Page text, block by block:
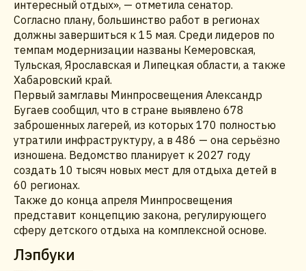
интересный отдых», — отметила сенатор.
Согласно плану, большинство работ в регионах
должны завершиться к 15 мая. Среди лидеров по
темпам модернизации названы Кемеровская,
Тульская, Ярославская и Липецкая области, а также
Хабаровский край.
Первый замглавы Минпросвещения Александр
Бугаев сообщил, что в стране выявлено 678
заброшенных лагерей, из которых 170 полностью
утратили инфраструктуру, а в 486 — она серьёзно
изношена. Ведомство планирует к 2027 году
создать 10 тысяч новых мест для отдыха детей в
60 регионах.
Также до конца апреля Минпросвещения
представит концепцию закона, регулирующего
сферу детского отдыха на комплексной основе.
Лэпбуки